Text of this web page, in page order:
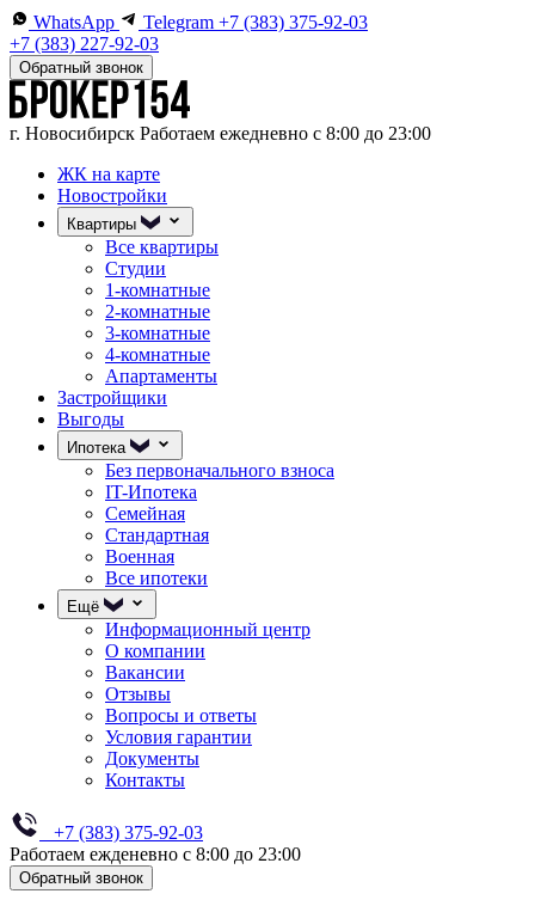
WhatsApp Telegram +7 (383) 375-92-03
+7 (383) 227-92-03
Обратный звонок
г. Новосибирск Работаем ежедневно с 8:00 до 23:00
ЖК на карте
Новостройки
Квартиры
Все квартиры
Студии
1-комнатные
2-комнатные
3-комнатные
4-комнатные
Апартаменты
Застройщики
Выгоды
Ипотека
Без первоначального взноса
IT-Ипотека
Семейная
Стандартная
Военная
Все ипотеки
Ещё
Информационный центр
О компании
Вакансии
Отзывы
Вопросы и ответы
Условия гарантии
Документы
Контакты
+7 (383) 375-92-03
Работаем ежденевно с 8:00 до 23:00
Обратный звонок